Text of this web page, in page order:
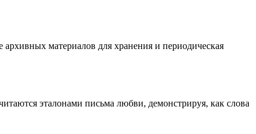
материалов для хранения и периодическая
эталонами письма любви, демонстрируя, как слова